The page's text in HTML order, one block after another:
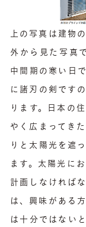
上の写真は建物
外から見た写真
中間期の寒い日
に諸刃の剣です
ります。日本の
やく広まってき
りと太陽光を遮
ます。太陽光に
計画しなければ
は、興味がある
は十分ではない